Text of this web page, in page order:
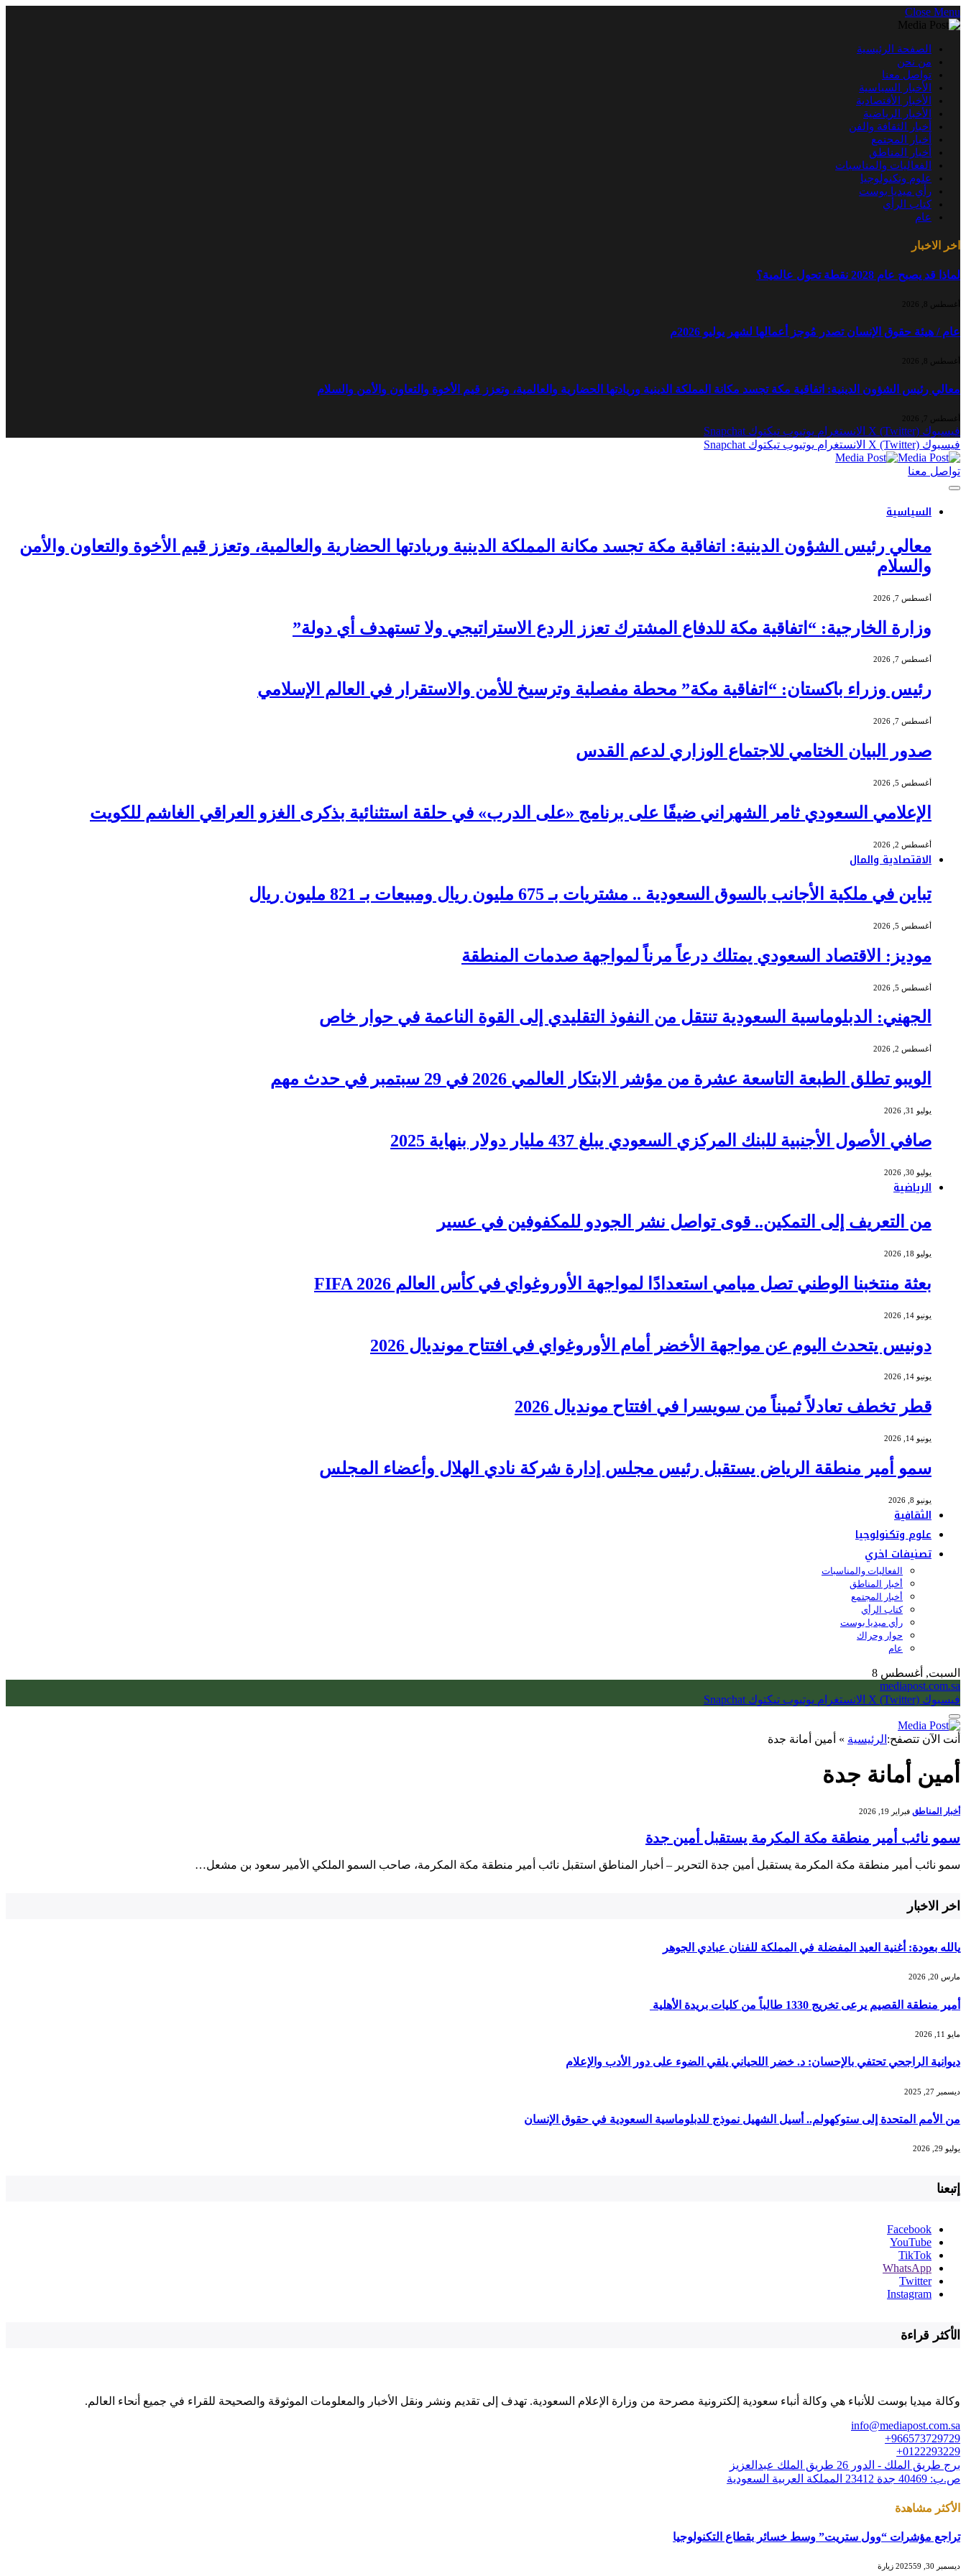
Close Menu
الصفحة الرئيسية
من نحن
تواصل معنا
الأخبار السياسية
الأخبار الأقتصادية
الأخبار الرياضية
أخبار الثقافة والفن
أخبار المجتمع
أخبار المناطق
الفعاليات والمناسبات
علوم وتكنولوجيا
رأي ميديا بوست
كتاب الرأي
عام
اخر الاخبار
لماذا قد يصبح عام 2028 نقطة تحول عالمية؟
أغسطس 8, 2026
عام / هيئة حقوق الإنسان تصدر مُوجز أعمالها لشهر يوليو 2026م
أغسطس 8, 2026
معالي رئيس الشؤون الدينية: اتفاقية مكة تجسد مكانة المملكة الدينية وريادتها الحضارية والعالمية، وتعزز قيم الأخوة والتعاون والأمن والسلام
أغسطس 7, 2026
فيسبوك X (Twitter) الانستغرام يوتيوب تيكتوك Snapchat
فيسبوك X (Twitter) الانستغرام يوتيوب تيكتوك Snapchat
تواصل معنا
السياسية
معالي رئيس الشؤون الدينية: اتفاقية مكة تجسد مكانة المملكة الدينية وريادتها الحضارية والعالمية، وتعزز قيم الأخوة والتعاون والأمن
والسلام
أغسطس 7, 2026
وزارة الخارجية: “اتفاقية مكة للدفاع المشترك تعزز الردع الاستراتيجي ولا تستهدف أي دولة”
أغسطس 7, 2026
رئيس وزراء باكستان: “اتفاقية مكة” محطة مفصلية وترسيخ للأمن والاستقرار في العالم الإسلامي
أغسطس 7, 2026
صدور البيان الختامي للاجتماع الوزاري لدعم القدس
أغسطس 5, 2026
الإعلامي السعودي ثامر الشهراني ضيفًا على برنامج «على الدرب» في حلقة استثنائية بذكرى الغزو العراقي الغاشم للكويت
أغسطس 2, 2026
الاقتصادية والمال
تباين في ملكية الأجانب بالسوق السعودية .. مشتريات بـ 675 مليون ريال ومبيعات بـ 821 مليون ريال
أغسطس 5, 2026
موديز: الاقتصاد السعودي يمتلك درعاً مرناً لمواجهة صدمات المنطقة
أغسطس 5, 2026
الجهني: الدبلوماسية السعودية تنتقل من النفوذ التقليدي إلى القوة الناعمة في حوار خاص
أغسطس 2, 2026
الويبو تطلق الطبعة التاسعة عشرة من مؤشر الابتكار العالمي 2026 في 29 سبتمبر في حدث مهم
يوليو 31, 2026
صافي الأصول الأجنبية للبنك المركزي السعودي يبلغ 437 مليار دولار بنهاية 2025
يوليو 30, 2026
الرياضية
من التعريف إلى التمكين.. قوى تواصل نشر الجودو للمكفوفين في عسير
يوليو 18, 2026
بعثة منتخبنا الوطني تصل ميامي استعدادًا لمواجهة الأوروغواي في كأس العالم FIFA 2026
يونيو 14, 2026
دونيس يتحدث اليوم عن مواجهة الأخضر أمام الأوروغواي في افتتاح مونديال 2026
يونيو 14, 2026
قطر تخطف تعادلاً ثميناً من سويسرا في افتتاح مونديال 2026
يونيو 14, 2026
سمو أمير منطقة الرياض يستقبل رئيس مجلس إدارة شركة نادي الهلال وأعضاء المجلس
يونيو 8, 2026
الثقافية
علوم وتكنولوجيا
تصنيفات اخري
الفعاليات والمناسبات
أخبار المناطق
أخبار المجتمع
كتاب الرأي
رأي ميديا بوست
حوار وحراك
عام
السبت, أغسطس 8
mediapost.com.sa
فيسبوك X (Twitter) الانستغرام يوتيوب تيكتوك Snapchat
أنت الآن تتصفح: الرئيسية » أمين أمانة جدة
أمين أمانة جدة
أخبار المناطق فبراير 19, 2026
سمو نائب أمير منطقة مكة المكرمة يستقبل أمين جدة
سمو نائب أمير منطقة مكة المكرمة يستقبل أمين جدة التحربر – أخبار المناطق استقبل نائب أمير منطقة مكة المكرمة، صاحب السمو الملكي الأمير سعود بن مشعل…
اخر الاخبار
يالله بعودة: أغنية العيد المفضلة في المملكة للفنان عبادي الجوهر
مارس 20, 2026
أمير منطقة القصيم يرعى تخريج 1330 طالباً من كليات بريدة الأهلية
مايو 11, 2026
ديوانية الراجحي تحتفي بالإحسان: د. خضر اللحياني يلقي الضوء على دور الأدب والإعلام
ديسمبر 27, 2025
من الأمم المتحدة إلى ستوكهولم.. أسيل الشهيل نموذج للدبلوماسية السعودية في حقوق الإنسان
يوليو 29, 2026
إتبعنا
Facebook
YouTube
TikTok
WhatsApp
Twitter
Instagram
الأكثر قراءة
وكالة ميديا بوست للأنباء هي وكالة أنباء سعودية إلكترونية مصرحة من وزارة الإعلام السعودية. تهدف إلى تقديم ونشر ونقل الأخبار والمعلومات الموثوقة والصحيحة للقراء في جميع أنحاء العالم.
info@mediapost.com.sa
966573729729+
0122293229+
برج طريق الملك - الدور 26 طريق الملك عبدالعزيز
ص.ب: 40469 جدة 23412 المملكة العربية السعودية
الأكثر مشاهدة
تراجع مؤشرات “وول ستريت” وسط خسائر بقطاع التكنولوجيا
ديسمبر 30, 2025 59 زيارة